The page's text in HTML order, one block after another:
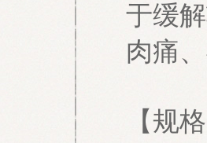
于缓
肉痛
【规